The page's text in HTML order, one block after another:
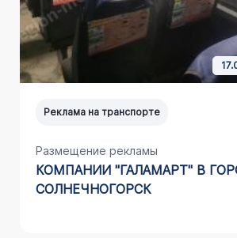
Реклама на транспорте
Размещение рекламы
КОМПАНИИ "ГАЛАМАРТ" В
СОЛНЕЧНОГОРСК